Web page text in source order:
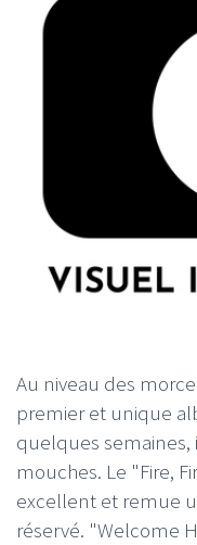
Au niveau des
premier et unique
quelques
mouches. Le "Fire,
excellent et remue
réservé. "Welcome